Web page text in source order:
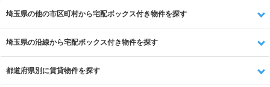
埼玉県の他の市区町村から宅配ボックス付き物件を探す
埼玉県の沿線から宅配ボックス付き物件を探す
都道府県別に賃貸物件を探す